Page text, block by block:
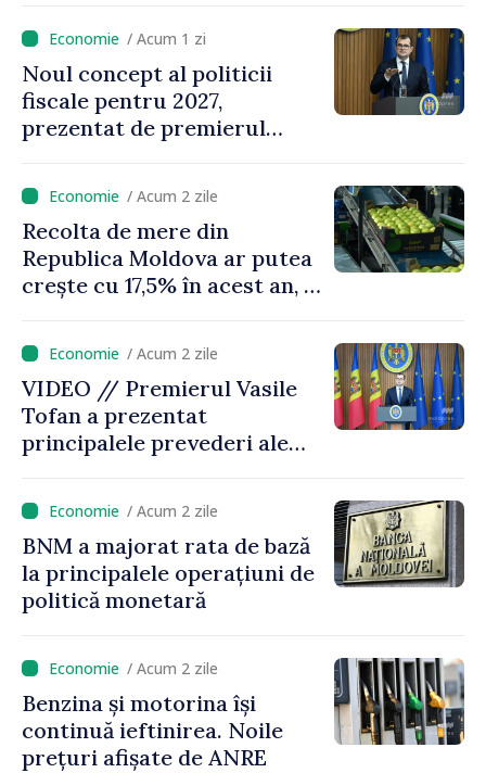
de milioane de lei îi lăsăm
oamenilor”/ Acum 1 zi
Noul concept al politicii
fiscale pentru 2027,
prezentat de premierul
puțin munca, stimulăm
investițiile, taxăm viciile și
echilibrăm taxarea
consumului”
/ Acum 2 zile
Recolta de mere din
Republica Moldova ar putea
crește cu 17,5% în acest an, în
este estimată în scădere
/ Acum 2 zile
VIDEO // Premierul Vasile
Tofan a prezentat
principalele prevederi ale
2027
/ Acum 2 zile
BNM a majorat rata de bază
la principalele operațiuni de
politică monetară
/ Acum 2 zile
Benzina și motorina își
continuă ieftinirea. Noile
prețuri afișate de ANRE